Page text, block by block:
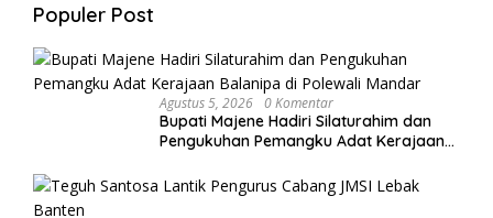
Populer Post
Agustus 5, 2026 0 Komentar
Bupati Majene Hadiri Silaturahim dan
Pengukuhan Pemangku Adat Kerajaan